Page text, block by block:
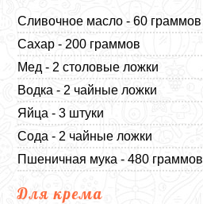
Сливочное масло - 60 граммов
Сахар - 200 граммов
Мед - 2 столовые ложки
Водка - 2 чайные ложки
Яйца - 3 штуки
Сода - 2 чайные ложки
Пшеничная мука - 480 граммов
Для крема